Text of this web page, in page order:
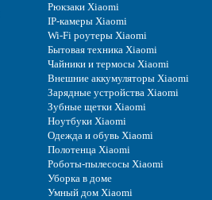
Рюкзаки Xiaomi
IP-камеры Xiaomi
Wi-Fi роутеры Xiaomi
Бытовая техника Xiaomi
Чайники и термосы Xiaomi
Внешние аккумуляторы Xiaomi
Зарядные устройства Xiaomi
Зубные щетки Xiaomi
Ноутбуки Xiaomi
Одежда и обувь Xiaomi
Полотенца Xiaomi
Роботы-пылесосы Xiaomi
Уборка в доме
Умный дом Xiaomi